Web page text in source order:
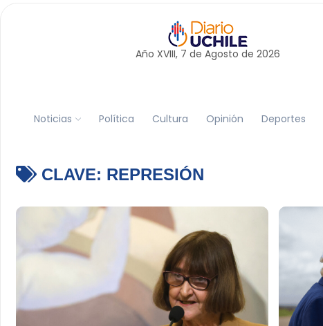
Año XVIII, 7 de Agosto de 2026
Noticias Política Cultura Opinión Deportes
CLAVE: REPRESIÓN